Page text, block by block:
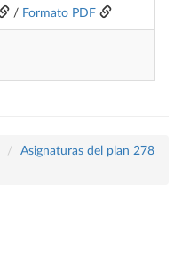
/ Formato PDF
Asignaturas del plan 278